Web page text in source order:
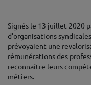
Signés le 13 juillet 2020
d’organisations
prévoyaient une
rémunérations des
reconnaître leurs
métiers.